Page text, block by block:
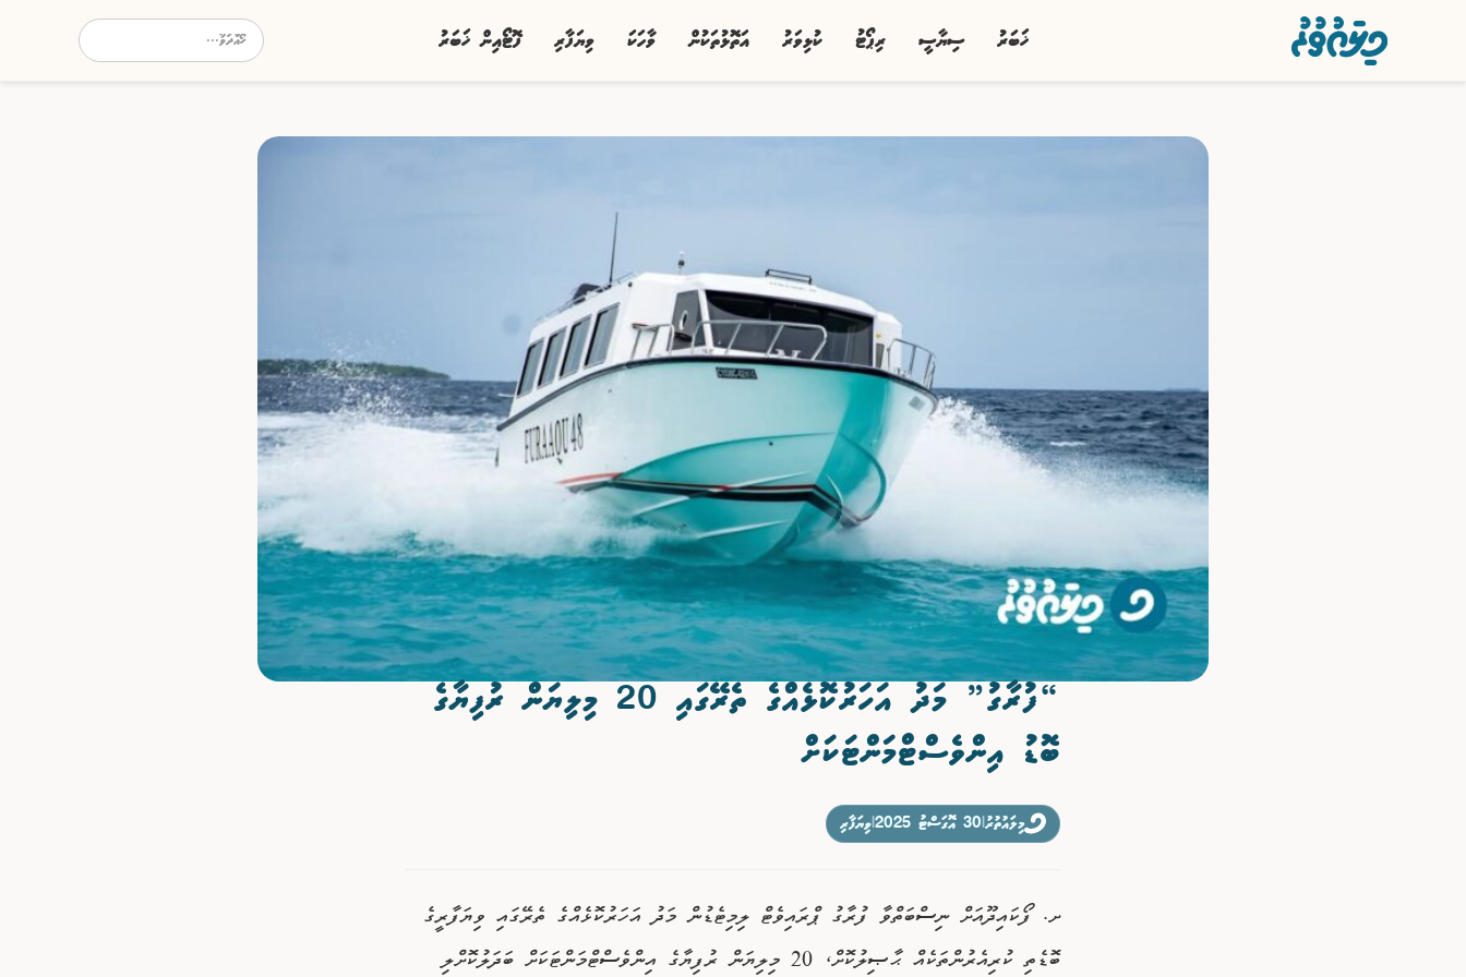
ޚަބަރު ސިޔާސީ ރިޕޯޓު ކުޅިވަރު އަތޮޅުތަކުން ވާހަކަ ވިޔަފާރި ފޮޓޯއިން ޚަބަރު
“ފުރާގު” މަދު އަހަރުކޮޅެއްގެ ތެރޭގައި 20 މިލިޔަން ރުފިޔާގެ
ބޮޑު އިންވެސްޓްމަންޓަކަށް
މިލައުތުރު 30 އޮގަސްޓު 2025 ވިޔަފާރި
ށ. ފޯކައިދޫއަށް ނިސްބަތްވާ ފުރާގު ޕްރައިވެޓް ލިމިޓެޑުން މަދު އަހަރުކޮޅެއްގެ ތެރޭގައި ވިޔަފާރީގެ
ބޮޑެތި ކުރިއެރުންތަކެއް ޙާޞިލުކޮށް، 20 މިލިޔަން ރުފިޔާގެ އިންވެސްޓްމަންޓަކަށް ބަދަލުކޮށްލި